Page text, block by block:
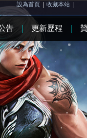
設為首頁 收藏本站